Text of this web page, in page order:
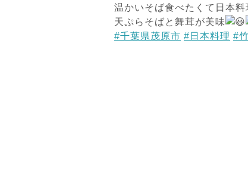
温かいそば食べたくて日本
天ぷらそばと舞茸が美味
#千葉県茂原市 #日本料理 #